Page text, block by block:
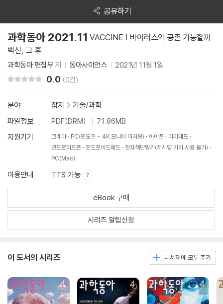
공유하기
과학동아 2021.11 VACCINE | 바이러스와 공존 가능할까
백신, 그 후
과학동아 편집부저 동아사이언스 2021년 11월 1일
0.0 (0건)
분야 잡지 > 기술/과학
파일정보
PDF(DRM)
71.86MB
지원기기
크레마 PC(윈도우 - 4K 모니터 미지원) 아이폰
아이패드
안드로이드폰
안드로이드패드
전자책단말기(저사양 기기 사용 불가)
PC(Mac)
이용안내 TTS 가능
eBook 구매
시리즈 알림신청
이 도서의 시리즈 내서재에 모두 추가